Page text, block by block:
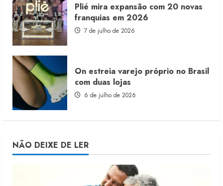
Plié mira expansão com 20 novas
franquias em 2026
7 de julho de 2026
On estreia varejo próprio no Brasil
com duas lojas
6 de julho de 2026
NÃO DEIXE DE LER